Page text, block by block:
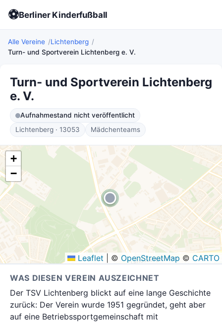
⚽Berliner Kinderfußball
Alle Vereine
Lichtenberg
Turn- und Sportverein Lichtenberg e. V.
Turn- und Sportverein Lichtenberg
e. V.
Aufnahmestand nicht veröffentlicht
Lichtenberg · 13053
Mädchenteams
+
−
Leaflet © OpenStreetMap © CARTO
WAS DIESEN VEREIN AUSZEICHNET
Der TSV Lichtenberg blickt auf eine lange Geschichte
zurück: Der Verein wurde 1951 gegründet, geht aber
auf eine Betriebssportgemeinschaft mit